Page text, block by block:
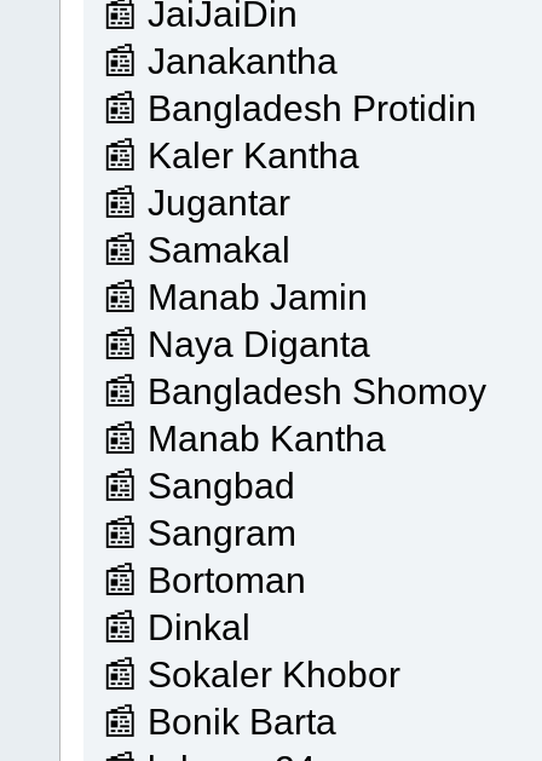
📰 JaiJaiDin
📰 Janakantha
📰 Bangladesh Protidin
📰 Kaler Kantha
📰 Jugantar
📰 Samakal
📰 Manab Jamin
📰 Naya Diganta
📰 Bangladesh Shomoy
📰 Manab Kantha
📰 Sangbad
📰 Sangram
📰 Bortoman
📰 Dinkal
📰 Sokaler Khobor
📰 Bonik Barta